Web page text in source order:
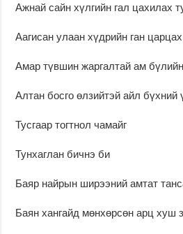
Ажнай сайн хүлгийн гал цахилах
Аагисан улаан хүдрийн ган
Амар түвшин жаргалтай ам
Алтан босго өлзийтэй айл бүхний
Тусгаар тогтнол чамайг
Тунхаглан бичнэ би
Баяр найрын ширээний амтат
Баян хангайд мөнхөрсөн арц хуш